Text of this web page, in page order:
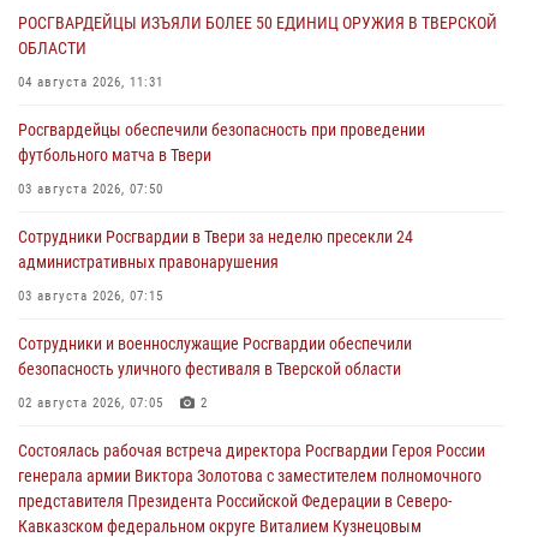
РОСГВАРДЕЙЦЫ ИЗЪЯЛИ БОЛЕЕ 50 ЕДИНИЦ ОРУЖИЯ В ТВЕРСКОЙ
ОБЛАСТИ
04 августа 2026, 11:31
Росгвардейцы обеспечили безопасность при проведении
футбольного матча в Твери
03 августа 2026, 07:50
Сотрудники Росгвардии в Твери за неделю пресекли 24
административных правонарушения
03 августа 2026, 07:15
Сотрудники и военнослужащие Росгвардии обеспечили
безопасность уличного фестиваля в Тверской области
02 августа 2026, 07:05 2
Состоялась рабочая встреча директора Росгвардии Героя России
генерала армии Виктора Золотова с заместителем полномочного
представителя Президента Российской Федерации в Северо-
Кавказском федеральном округе Виталием Кузнецовым